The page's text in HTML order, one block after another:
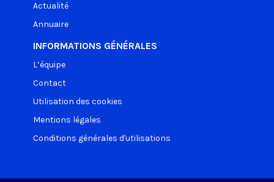
Actualité
Annuaire
INFORMATIONS GÉNÉRALES
L’équipe
Contact
Utilisation des cookies
Mentions légales
Conditions générales d'utilisations